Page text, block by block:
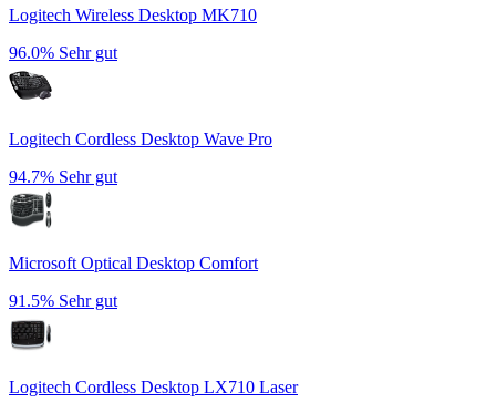
Logitech Wireless Desktop MK710
96.0% Sehr gut
Logitech Cordless Desktop Wave Pro
94.7% Sehr gut
Microsoft Optical Desktop Comfort
91.5% Sehr gut
Logitech Cordless Desktop LX710 Laser